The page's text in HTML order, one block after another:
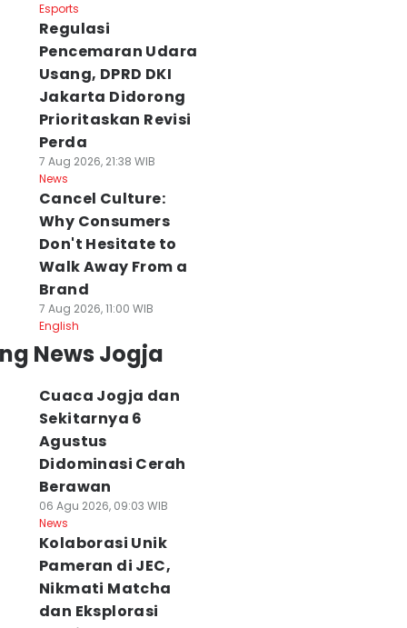
Esports
Regulasi
Pencemaran Udara
Usang, DPRD DKI
Jakarta Didorong
Prioritaskan Revisi
Perda
7 Aug 2026, 21:38 WIB
News
Cancel Culture:
Why Consumers
Don't Hesitate to
Walk Away From a
Brand
7 Aug 2026, 11:00 WIB
English
News Jogja
Cuaca Jogja dan
Sekitarnya 6
Agustus
Didominasi Cerah
Berawan
06 Agu 2026, 09:03 WIB
News
Kolaborasi Unik
Pameran di JEC,
Nikmati Matcha
dan Eksplorasi